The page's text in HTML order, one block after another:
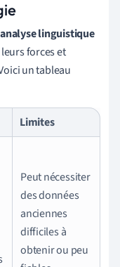
linguistique
forces et
un tableau
Limites
Peut nécessiter
des données
anciennes
difficiles à
obtenir ou peu